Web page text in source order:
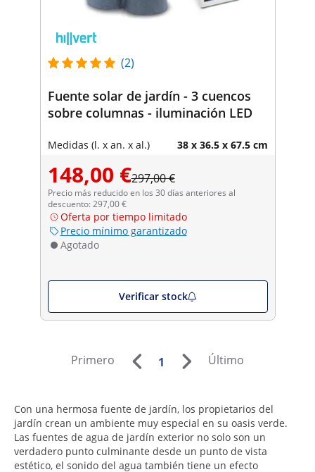
(2)
Fuente solar de jardín - 3 cuencos
sobre columnas - iluminación LED
Medidas (l. x an. x al.) 38 x 36.5 x 67.5 cm
148,00 €297,00 €
Precio más reducido en los 30 días anteriores al
descuento: 297,00 €
Oferta por tiempo limitado
Precio mínimo garantizado
Agotado
Verificar stock
Primero 1 Último
Con una hermosa fuente de jardín, los propietarios del
jardín crean un ambiente muy especial en su oasis verde.
Las fuentes de agua de jardín exterior no solo son un
verdadero punto culminante desde un punto de vista
estético, el sonido del agua también tiene un efecto